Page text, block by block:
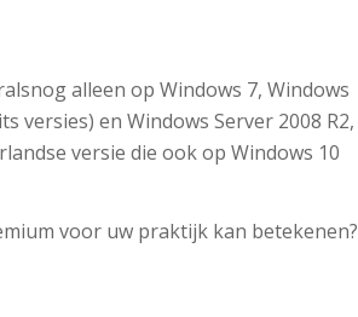
alleen op Windows 7, Windows
versies) en Windows Server 2008 R2,
versie die ook op Windows 10
voor uw praktijk kan betekenen?